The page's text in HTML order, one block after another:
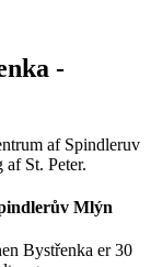
-
af Spindleruv
St. Peter.
Mlýn
Bystřenka er 30